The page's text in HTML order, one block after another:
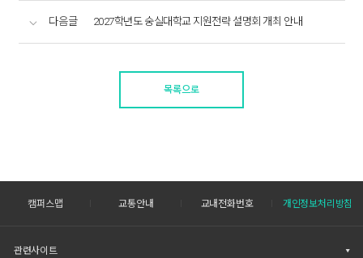
다음글 2027학년도 숭실대학교 지원전략 설명회 개최 안내
목록으로
캠퍼스맵 교통안내 교내전화번호 개인정보처리방침
관련사이트